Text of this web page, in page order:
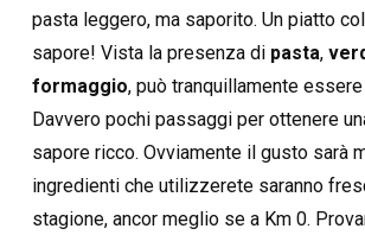
pasta leggero, ma saporito. Un piatto
sapore! Vista la presenza di pasta,
formaggio, può tranquillamente
Davvero pochi passaggi per ottenere
sapore ricco. Ovviamente il gusto sarà
ingredienti che utilizzerete saranno
stagione, ancor meglio se a Km 0.